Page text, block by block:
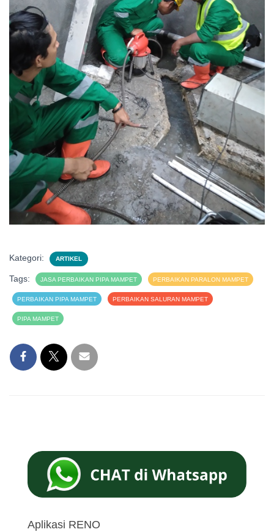
Kategori: ARTIKEL
Tags: JASA PERBAIKAN PIPA MAMPET PERBAIKAN PARALON MAMPET
PERBAIKAN PIPA MAMPET PERBAIKAN SALURAN MAMPET
PIPA MAMPET
Aplikasi RENO